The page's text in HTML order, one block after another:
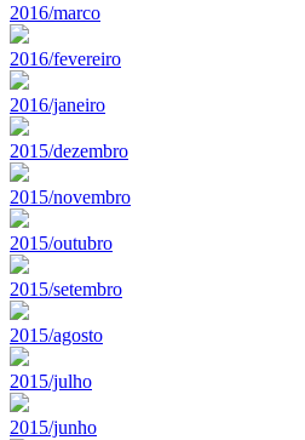
2016/marco
2016/fevereiro
2016/janeiro
2015/dezembro
2015/novembro
2015/outubro
2015/setembro
2015/agosto
2015/julho
2015/junho